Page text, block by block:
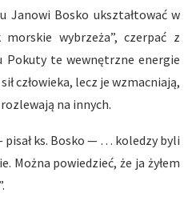
Janowi Bosko ukształtować w
wybrzeża”, czerpać z
Pokuty te wewnętrzne energie
człowieka, lecz je wzmacniają,
na innych.
pisał ks. Bosko — … koledzy byli
Można powiedzieć, że ja żyłem